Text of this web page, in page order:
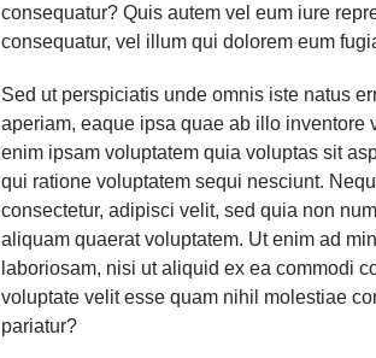
consequatur? Quis autem vel eum iure
consequatur, vel illum qui dolorem eum
Sed ut perspiciatis unde omnis iste natus
aperiam, eaque ipsa quae ab illo inventore
enim ipsam voluptatem quia voluptas sit
qui ratione voluptatem sequi nesciunt.
consectetur, adipisci velit, sed quia non
aliquam quaerat voluptatem. Ut enim ad
laboriosam, nisi ut aliquid ex ea commodi
voluptate velit esse quam nihil molestiae
pariatur?